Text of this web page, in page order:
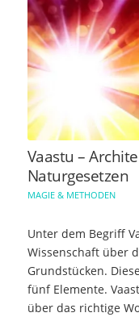
Vaastu –
Naturgesetzen
MAGIE & METHODEN
Unter dem Begriff
Wissenschaft über
Grundstücken.
fünf Elemente.
über das richtige